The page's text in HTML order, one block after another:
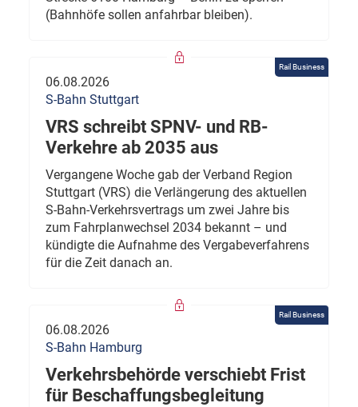
(Bahnhöfe sollen anfahrbar bleiben).
Rail Business
06.08.2026
S-Bahn Stuttgart
VRS schreibt SPNV- und RB-
Verkehre ab 2035 aus
Vergangene Woche gab der Verband Region
Stuttgart (VRS) die Verlängerung des aktuellen
S-Bahn-Verkehrsvertrags um zwei Jahre bis
zum Fahrplanwechsel 2034 bekannt – und
kündigte die Aufnahme des Vergabeverfahrens
für die Zeit danach an.
Rail Business
06.08.2026
S-Bahn Hamburg
Verkehrsbehörde verschiebt Frist
für Beschaffungsbegleitung